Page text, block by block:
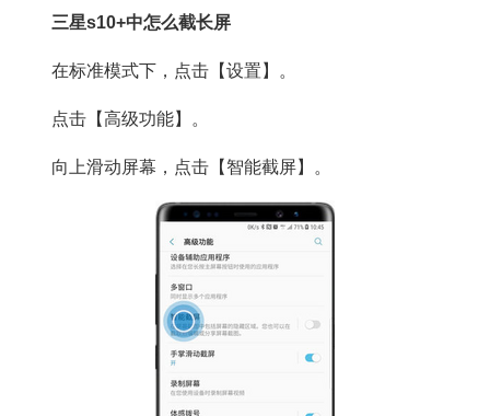
三星s10+中怎么截长屏
在标准模式下，点击【设置】。
点击【高级功能】。
向上滑动屏幕，点击【智能截屏】。